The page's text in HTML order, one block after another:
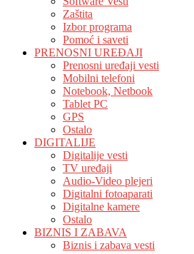
Zaštita
Izbor programa
Pomoć i saveti
PRENOSNI UREĐAJI
Prenosni uređaji vesti
Mobilni telefoni
Notebook, Netbook
Tablet PC
GPS
Ostalo
DIGITALIJE
Digitalije vesti
TV uređaji
Audio-Video plejeri
Digitalni fotoaparati
Digitalne kamere
Ostalo
BIZNIS I ZABAVA
Biznis i zabava vesti